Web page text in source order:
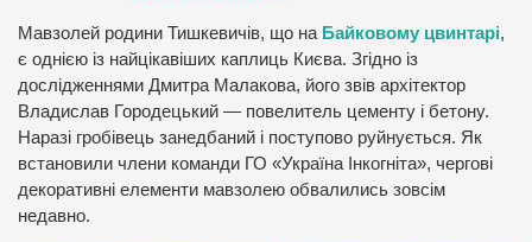
Мавзолей родини Тишкевичів, що на Байковому цвинтарі,
є однією із найцікавіших каплиць Києва. Згідно із
дослідженнями Дмитра Малакова, його звів архітектор
Владислав Городецький — повелитель цементу і бетону.
Наразі гробівець занедбаний і поступово руйнується. Як
встановили члени команди ГО «Україна Інкогніта», чергові
декоративні елементи мавзолею обвалились зовсім
недавно.